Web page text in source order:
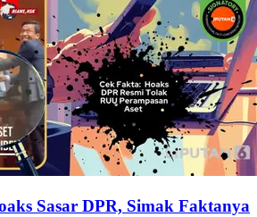
Sasar DPR, Simak Faktanya